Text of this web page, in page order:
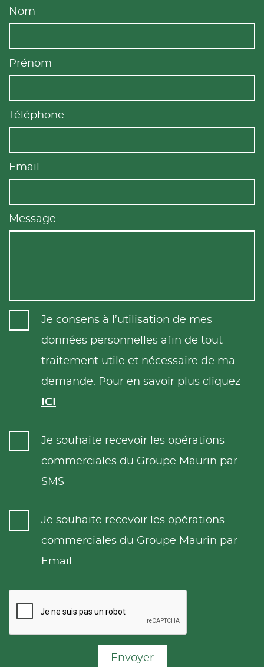
Nom
Prénom
Téléphone
Email
Message
Je consens à l’utilisation de mes
données personnelles afin de tout
traitement utile et nécessaire de ma
demande. Pour en savoir plus cliquez
ICI .
Je souhaite recevoir les opérations
commerciales du Groupe Maurin par
SMS
Je souhaite recevoir les opérations
commerciales du Groupe Maurin par
Email
Envoyer